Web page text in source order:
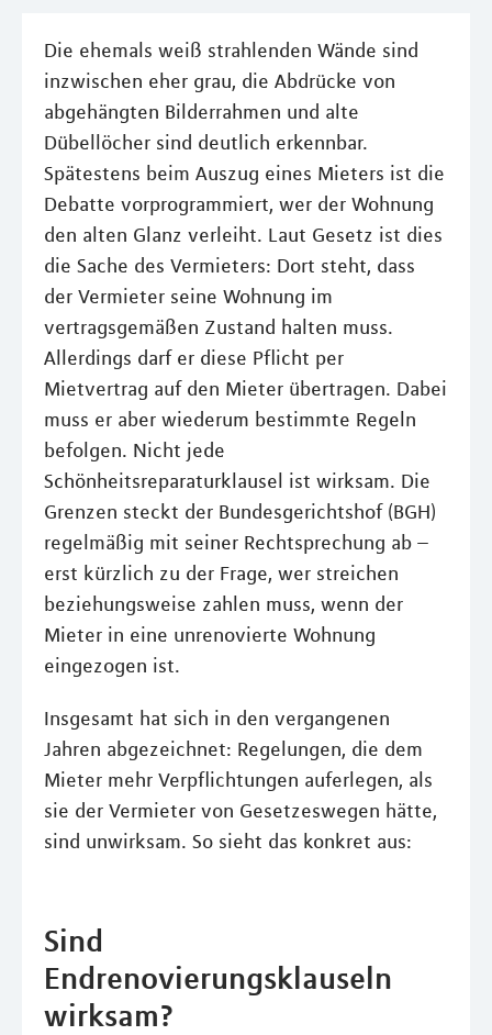
Die ehemals weiß strahlenden Wände sind
inzwischen eher grau, die Abdrücke von
abgehängten Bilderrahmen und alte
Dübellöcher sind deutlich erkennbar.
Spätestens beim Auszug eines Mieters ist die
Debatte vorprogrammiert, wer der Wohnung
den alten Glanz verleiht. Laut Gesetz ist dies
die Sache des Vermieters: Dort steht, dass
der Vermieter seine Wohnung im
vertragsgemäßen Zustand halten muss.
Allerdings darf er diese Pflicht per
Mietvertrag auf den Mieter übertragen. Dabei
muss er aber wiederum bestimmte Regeln
befolgen. Nicht jede
Schönheitsreparaturklausel ist wirksam. Die
Grenzen steckt der Bundesgerichtshof (BGH)
regelmäßig mit seiner Rechtsprechung ab –
erst kürzlich zu der Frage, wer streichen
beziehungsweise zahlen muss, wenn der
Mieter in eine unrenovierte Wohnung
eingezogen ist.
Insgesamt hat sich in den vergangenen
Jahren abgezeichnet: Regelungen, die dem
Mieter mehr Verpflichtungen auferlegen, als
sie der Vermieter von Gesetzeswegen hätte,
sind unwirksam. So sieht das konkret aus:
Sind
Endrenovierungsklauseln
wirksam?